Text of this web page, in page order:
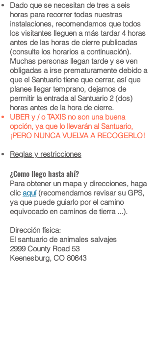
Dado que se necesitan de tres a seis
horas para recorrer todas nuestras
instalaciones, recomendamos que todos
los visitantes lleguen a más tardar 4 horas
antes de las horas de cierre publicadas
(consulte los horarios a continuación).
Muchas personas llegan tarde y se ven
obligadas a irse prematuramente debido a
que el Santuario tiene que cerrar, así que
planee llegar temprano, dejamos de
permitir la entrada al Santuario 2 (dos)
horas antes de la hora de cierre.
UBER y / o TAXIS no son una buena
opción, ya que lo llevarán al Santuario,
¡PERO NUNCA VUELVA A RECOGERLO!
Reglas y restricciones
¿Como llego hasta ahí?
Para obtener un mapa y direcciones, haga
clic aquí(recomendamos revisar su GPS,
ya que puede guiarlo por el camino
equivocado en caminos de tierra ...).
Dirección física:
El santuario de animales salvajes
2999 County Road 53
Keenesburg, CO 80643